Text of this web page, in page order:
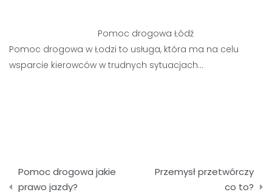
Pomoc drogowa Łódź
Pomoc drogowa w Łodzi to usługa, która ma na celu
wsparcie kierowców w trudnych sytuacjach…
Nawigacja
wpisu
Pomoc drogowa jakie
prawo jazdy?
Przemysł przetwórczy
co to?